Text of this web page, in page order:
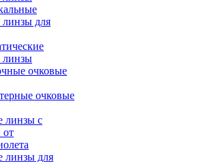
линзы для
линзы
очковые
очковые
линзы с
от
линзы для